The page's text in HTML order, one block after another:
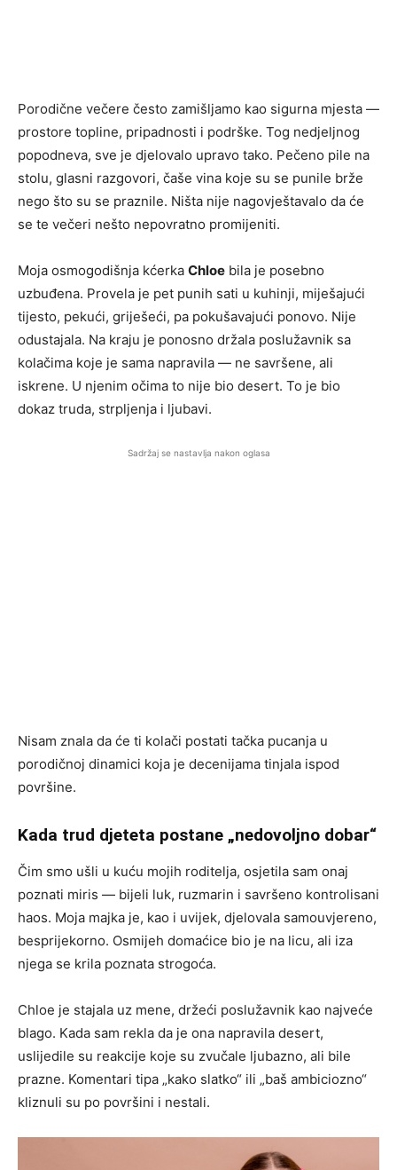
Porodične večere često zamišljamo kao sigurna mjesta —
prostore topline, pripadnosti i podrške. Tog nedjeljnog
popodneva, sve je djelovalo upravo tako. Pečeno pile na
stolu, glasni razgovori, čaše vina koje su se punile brže
nego što su se praznile. Ništa nije nagovještavalo da će
se te večeri nešto nepovratno promijeniti.
Moja osmogodišnja kćerka Chloe bila je posebno
uzbuđena. Provela je pet punih sati u kuhinji, miješajući
tijesto, pekući, griješeći, pa pokušavajući ponovo. Nije
odustajala. Na kraju je ponosno držala poslužavnik sa
kolačima koje je sama napravila — ne savršene, ali
iskrene. U njenim očima to nije bio desert. To je bio
dokaz truda, strpljenja i ljubavi.
Sadržaj se nastavlja nakon oglasa
Nisam znala da će ti kolači postati tačka pucanja u
porodičnoj dinamici koja je decenijama tinjala ispod
površine.
Kada trud djeteta postane „nedovoljno dobar“
Čim smo ušli u kuću mojih roditelja, osjetila sam onaj
poznati miris — bijeli luk, ruzmarin i savršeno kontrolisani
haos. Moja majka je, kao i uvijek, djelovala samouvjereno,
besprijekorno. Osmijeh domaćice bio je na licu, ali iza
njega se krila poznata strogoća.
Chloe je stajala uz mene, držeći poslužavnik kao najveće
blago. Kada sam rekla da je ona napravila desert,
uslijedile su reakcije koje su zvučale ljubazno, ali bile
prazne. Komentari tipa „kako slatko“ ili „baš ambiciozno“
kliznuli su po površini i nestali.